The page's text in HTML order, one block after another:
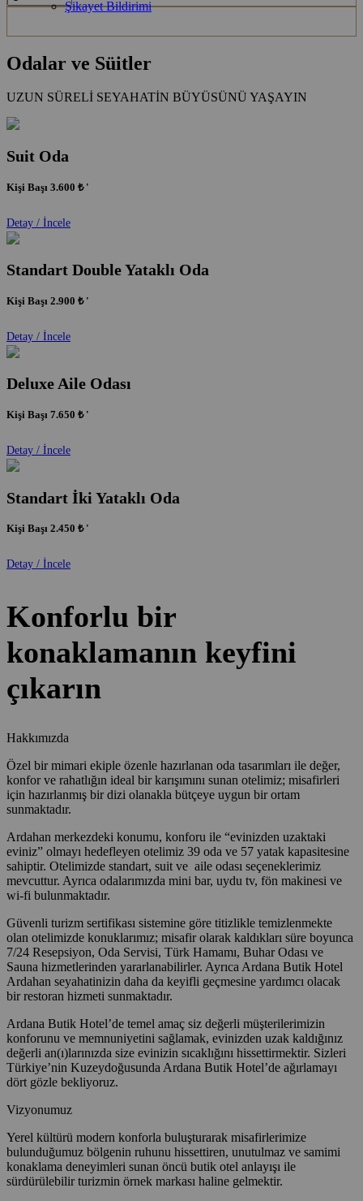
Şikayet Bildirimi
ONLINE
Odalar ve Süitler
UZUN SÜRELİ SEYAHATİN BÜYÜSÜNÜ YAŞAYIN
Suit Oda
Kişi Başı 3.600 ₺'
Detay / İncele
Standart Double Yataklı Oda
Kişi Başı 2.900 ₺'
Detay / İncele
Deluxe Aile Odası
Kişi Başı 7.650 ₺'
Detay / İncele
Standart İki Yataklı Oda
Kişi Başı 2.450 ₺'
Detay / İncele
Konforlu bir
konaklamanın keyfini
çıkarın
Hakkımızda
Özel bir mimari ekiple özenle hazırlanan oda tasarımları ile değer,
konfor ve rahatlığın ideal bir karışımını sunan otelimiz; misafirleri
için hazırlanmış bir dizi olanakla bütçeye uygun bir ortam
sunmaktadır.
Ardahan merkezdeki konumu, konforu ile “evinizden uzaktaki
eviniz” olmayı hedefleyen otelimiz 39 oda ve 57 yatak kapasitesine
sahiptir. Otelimizde standart, suit ve aile odası seçeneklerimiz
mevcuttur. Ayrıca odalarımızda mini bar, uydu tv, fön makinesi ve
wi-fi bulunmaktadır.
Güvenli turizm sertifikası sistemine göre titizlikle temizlenmekte
olan otelimizde konuklarımız; misafir olarak kaldıkları süre boyunca
7/24 Resepsiyon, Oda Servisi, Türk Hamamı, Buhar Odası ve
Sauna hizmetlerinden yararlanabilirler. Ayrıca Ardana Butik Hotel
Ardahan seyahatinizin daha da keyifli geçmesine yardımcı olacak
bir restoran hizmeti sunmaktadır.
Ardana Butik Hotel’de temel amaç siz değerli müşterilerimizin
konforunu ve memnuniyetini sağlamak, evinizden uzak kaldığınız
değerli an(ı)larınızda size evinizin sıcaklığını hissettirmektir. Sizleri
Türkiye’nin Kuzeydoğusunda Ardana Butik Hotel’de ağırlamayı
dört gözle bekliyoruz.
Vizyonumuz
Yerel kültürü modern konforla buluşturarak misafirlerimize
bulunduğumuz bölgenin ruhunu hissettiren, unutulmaz ve samimi
konaklama deneyimleri sunan öncü butik otel anlayışı ile
sürdürülebilir turizmin örnek markası haline gelmektir.